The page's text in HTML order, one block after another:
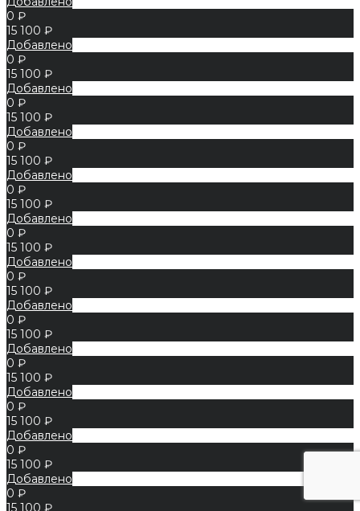
0 ₽
15 100 ₽
Добавлено
0 ₽
15 100 ₽
Добавлено
0 ₽
15 100 ₽
Добавлено
0 ₽
15 100 ₽
Добавлено
0 ₽
15 100 ₽
Добавлено
0 ₽
15 100 ₽
Добавлено
0 ₽
15 100 ₽
Добавлено
0 ₽
15 100 ₽
Добавлено
0 ₽
15 100 ₽
Добавлено
0 ₽
15 100 ₽
Добавлено
0 ₽
15 100 ₽
Добавлено
0 ₽
15 100 ₽